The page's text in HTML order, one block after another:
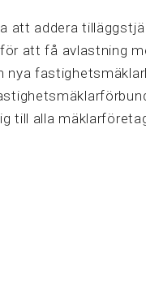
att addera
för att få avlastning
nya
till alla